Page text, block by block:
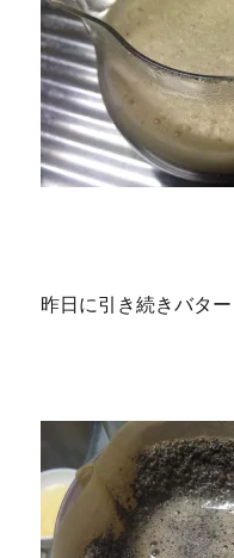
昨日に引き続きバタ